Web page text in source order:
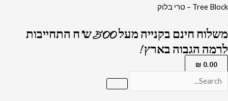
דילוג
Tree Block – טרי בלוק
משלוח חינם בקנייה מעל 500 ש"ח התחייבות
לרמה הגבוה בארץ !
0.00
₪
כמות
2371
-
ברכת